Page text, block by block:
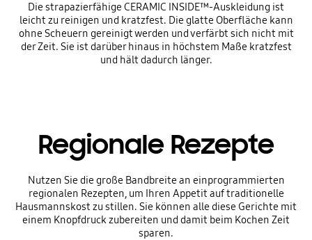
Die strapazierfähige CERAMIC INSIDE™-Auskleidung ist
leicht zu reinigen und kratzfest. Die glatte Oberfläche kann
ohne Scheuern gereinigt werden und verfärbt sich nicht mit
der Zeit. Sie ist darüber hinaus in höchstem Maße kratzfest
und hält dadurch länger.
Regionale Rezepte
Nutzen Sie die große Bandbreite an einprogrammierten
regionalen Rezepten, um Ihren Appetit auf traditionelle
Hausmannskost zu stillen. Sie können alle diese Gerichte mit
einem Knopfdruck zubereiten und damit beim Kochen Zeit
sparen.